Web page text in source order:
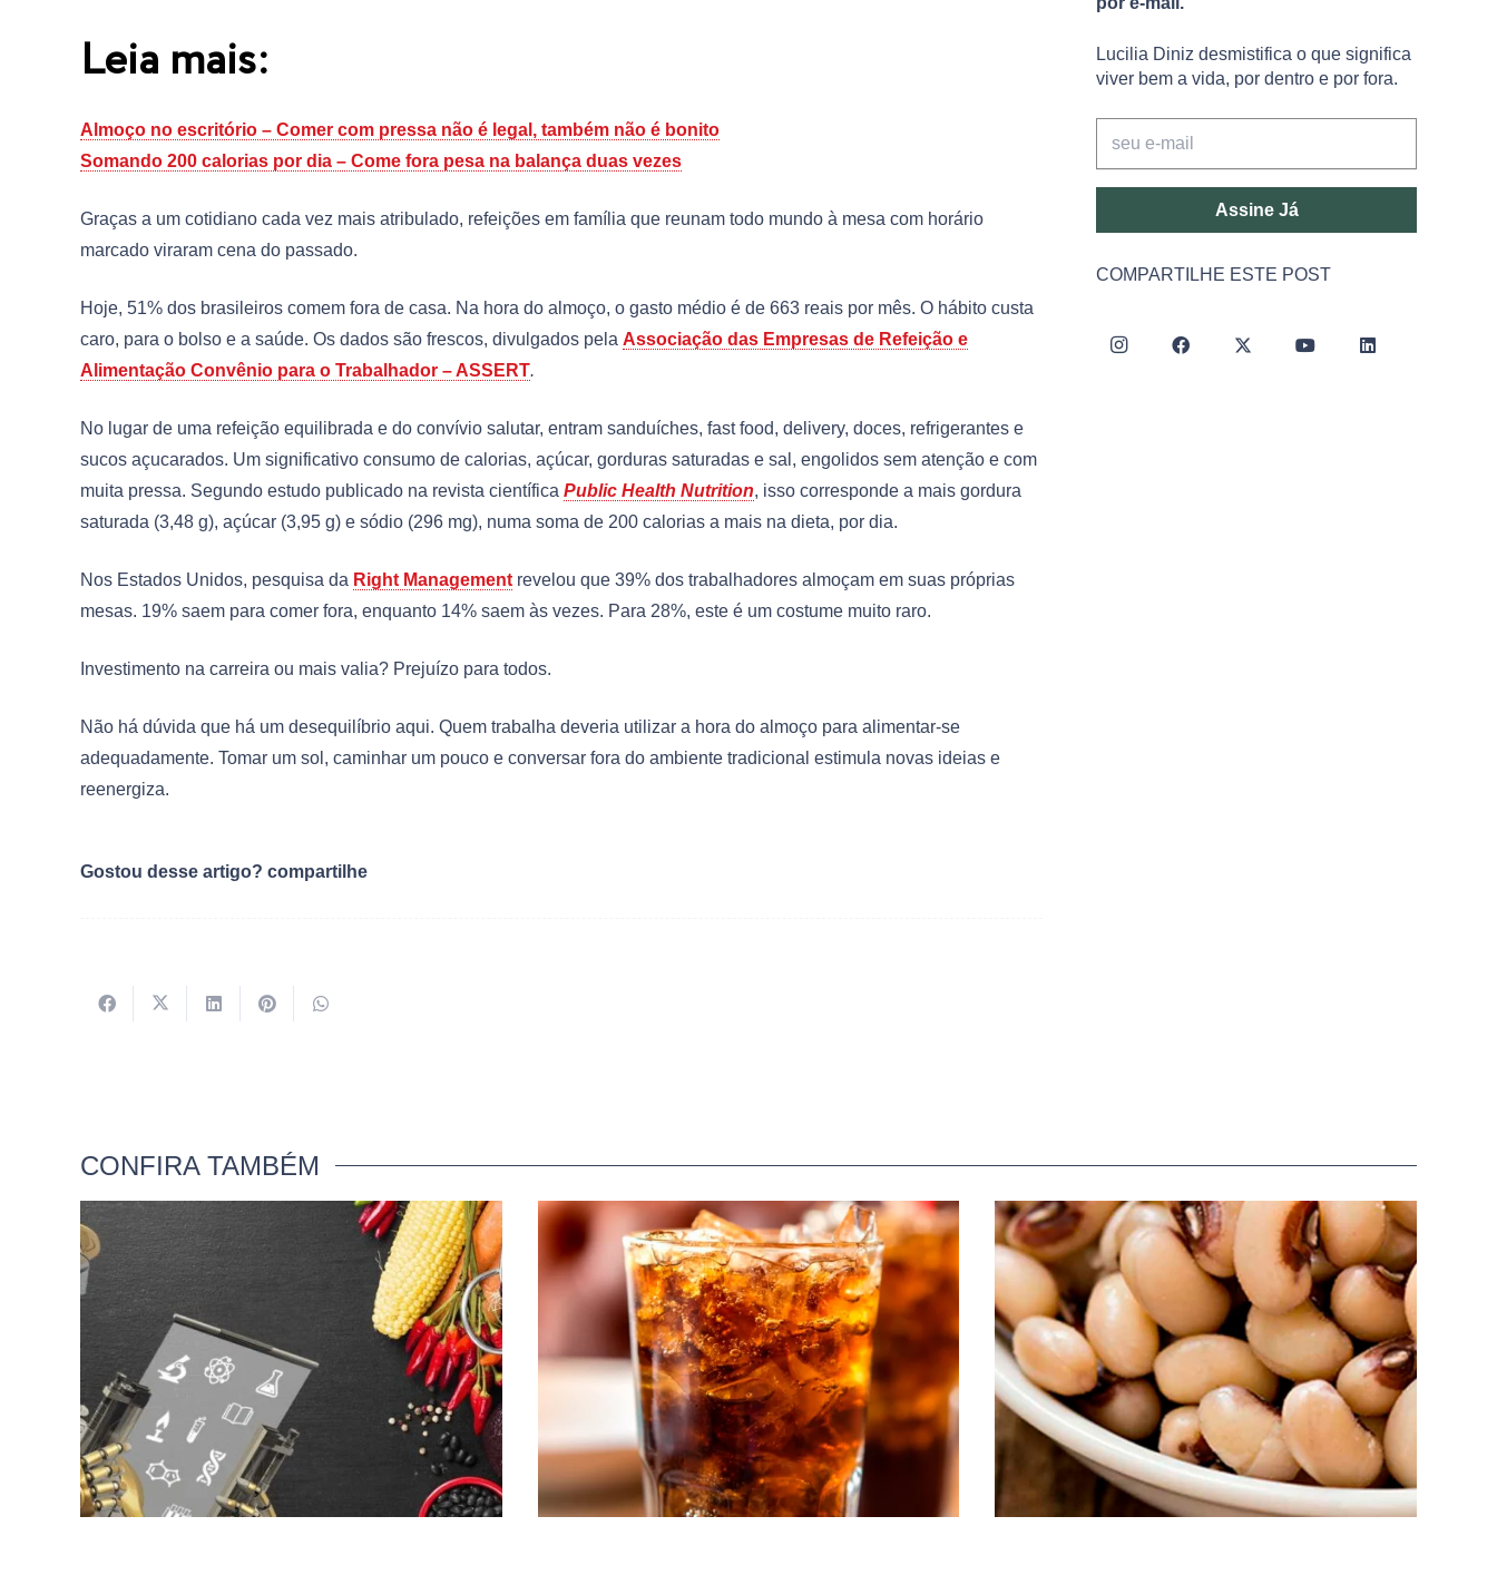
Leia mais:
Almoço no escritório – Comer com pressa não é legal, também não é bonito
Somando 200 calorias por dia – Come fora pesa na balança duas vezes
Graças a um cotidiano cada vez mais atribulado, refeições em família que reunam todo mundo à mesa com horário
marcado viraram cena do passado.
Hoje, 51% dos brasileiros comem fora de casa. Na hora do almoço, o gasto médio é de 663 reais por mês. O hábito custa
caro, para o bolso e a saúde. Os dados são frescos, divulgados pela Associação das Empresas de Refeição e
Alimentação Convênio para o Trabalhador – ASSERT.
No lugar de uma refeição equilibrada e do convívio salutar, entram sanduíches, fast food, delivery, doces, refrigerantes e
sucos açucarados. Um significativo consumo de calorias, açúcar, gorduras saturadas e sal, engolidos sem atenção e com
muita pressa. Segundo estudo publicado na revista científica Public Health Nutrition, isso corresponde a mais gordura
saturada (3,48 g), açúcar (3,95 g) e sódio (296 mg), numa soma de 200 calorias a mais na dieta, por dia.
Nos Estados Unidos, pesquisa da Right Management revelou que 39% dos trabalhadores almoçam em suas próprias
mesas. 19% saem para comer fora, enquanto 14% saem às vezes. Para 28%, este é um costume muito raro.
Investimento na carreira ou mais valia? Prejuízo para todos.
Não há dúvida que há um desequilíbrio aqui. Quem trabalha deveria utilizar a hora do almoço para alimentar-se
adequadamente. Tomar um sol, caminhar um pouco e conversar fora do ambiente tradicional estimula novas ideias e
reenergiza.
Gostou desse artigo? compartilhe
Lucilia Diniz desmistifica o que significa
viver bem a vida, por dentro e por fora.
Assine Já
COMPARTILHE ESTE POST
CONFIRA TAMBÉM